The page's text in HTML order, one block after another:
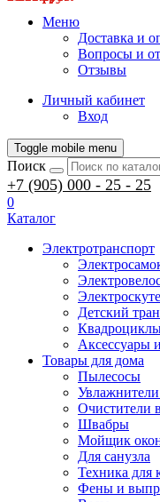
Меню
Доставка и
Вопросы и
Отзывы
Личный кабинет
Вход
Toggle mobile menu
Поиск
+7 (905) 000 - 25 - 25
0
Каталог
Электротранспорт
Детский
Аксессуары
Товары для дома
Пылесосы
Увлажнители
Очистители
Швабры
Мойщик
Для санузла
Техника для
Фены и